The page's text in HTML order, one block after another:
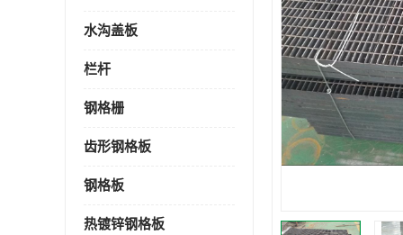
水沟盖板
栏杆
钢格栅
齿形钢格板
钢格板
热镀锌钢格板